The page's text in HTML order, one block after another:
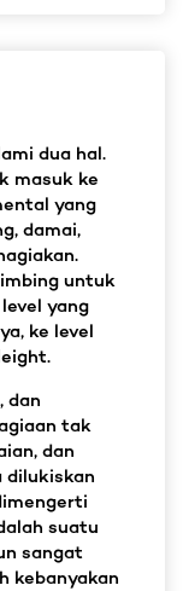
dua hal.
masuk ke
yang
damai,
untuk
yang
ke level
dan
tak
dan
dilukiskan
suatu
sangat
kebanyakan